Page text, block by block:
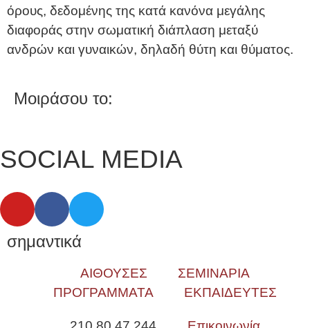
όρους, δεδομένης της κατά κανόνα μεγάλης
διαφοράς στην σωματική διάπλαση μεταξύ
ανδρών και γυναικών, δηλαδή θύτη και θύματος.
Μοιράσου το:
SOCIAL MEDIA
σημαντικά
ΑΙΘΟΥΣΕΣ
ΣΕΜΙΝΑΡΙΑ
ΠΡΟΓΡΑΜΜΑΤΑ
ΕΚΠΑΙΔΕΥΤΕΣ